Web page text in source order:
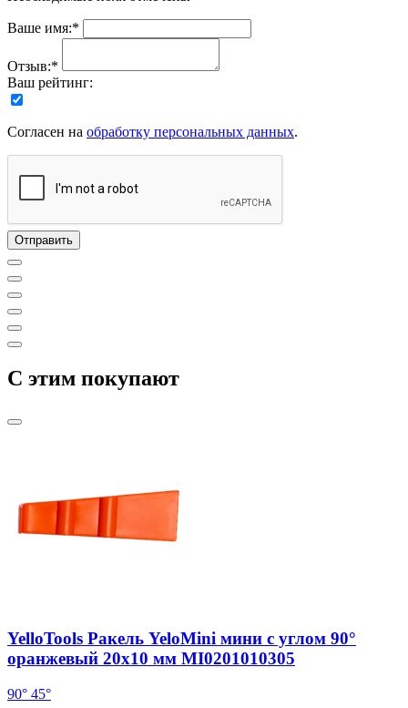
Ваше имя:*
Отзыв:*
Ваш рейтинг:
Согласен на обработку персональных данных.
C этим покупают
YelloTools Ракель YeloMini мини с углом 90°
оранжевый 20х10 мм MI0201010305
90° 45°